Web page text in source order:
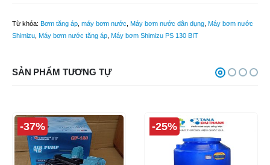
Từ khóa: Bơm tăng áp máy bơm nước Máy bơm nước dân dụng Máy bơm nước
Shimizu Máy bơm nước tăng áp Máy bơm Shimizu PS 130 BIT
SẢN PHẨM TƯƠNG TỰ
-25% -23%